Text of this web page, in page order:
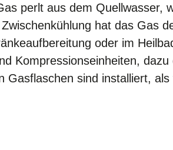
perlt aus dem
hat das Gas
oder im
Kompressionseinheiten,
Gasflaschen sind installiert,